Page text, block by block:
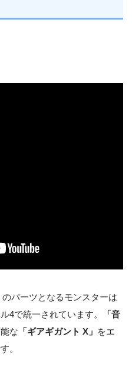
のパーツとなるモンスターは
4で統一されています。
「音
な 「ギアギガント X」 をエ
。